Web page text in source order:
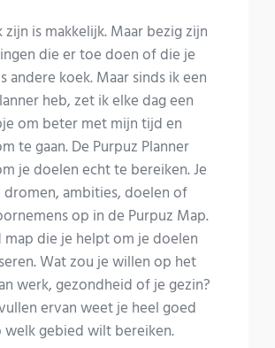
zijn is makkelijk. Maar bezig zijn
die er toe doen of die je
andere koek. Maar sinds ik een
heb, zet ik elke dag een
om beter met mijn tijd en
te gaan. De Purpuz Planner
je doelen echt te bereiken. Je
ambities, doelen of
op in de Purpuz Map.
map die je helpt om je doelen
Wat zou je willen op het
werk, gezondheid of je gezin?
ervan weet je heel goed
gebied wilt bereiken.